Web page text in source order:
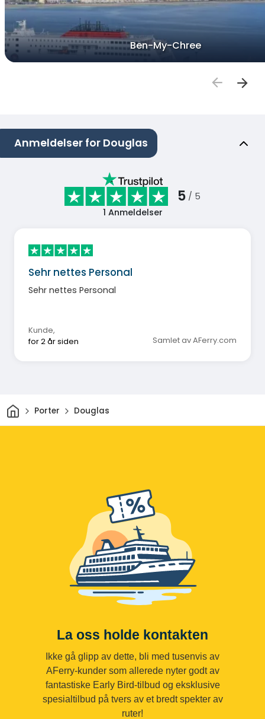
Ben-My-Chree
Anmeldelser for Douglas
5 / 5
1 Anmeldelser
Sehr nettes Personal
Sehr nettes Personal
Kunde,
for 2 år siden
Samlet av AFerry.com
HjemPorter Douglas
La oss holde kontakten
Ikke gå glipp av dette, bli med tusenvis av
AFerry-kunder som allerede nyter godt av
fantastiske Early Bird-tilbud og eksklusive
spesialtilbud på tvers av et bredt spekter av
ruter!